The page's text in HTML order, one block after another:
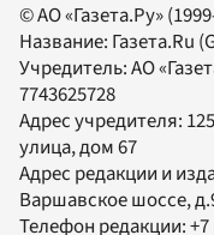
© АО «Газета.Ру»
Название: Газета.Ru
Учредитель:АО
7743625728
Адрес учредителя:
улица, дом 67
Адрес редакции и
Варшавское шоссе,
Телефон редакции: